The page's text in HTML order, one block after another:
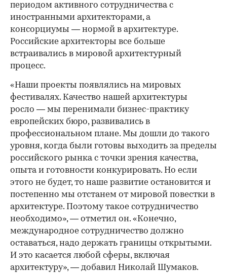
периодом активного сотрудничества с
иностранными архитекторами, а
консорциумы — нормой в архитектуре.
Российские архитекторы все больше
встраивались в мировой архитектурный
процесс.
«Наши проекты появлялись на мировых
фестивалях. Качество нашей архитектуры
росло — мы перенимали бизнес-практику
европейских бюро, развивались в
профессиональном плане. Мы дошли до такого
уровня, когда были готовы выходить за пределы
российского рынка с точки зрения качества,
опыта и готовности конкурировать. Но если
этого не будет, то наше развитие остановится и
постепенно мы отстанем от мировой повестки в
архитектуре. Поэтому такое сотрудничество
необходимо», — отметил он. «Конечно,
международное сотрудничество должно
оставаться, надо держать границы открытыми.
И это касается любой сферы, включая
архитектуру», — добавил Николай Шумаков.